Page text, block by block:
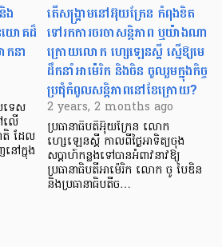
ង
យោគដ៏
នា
ទេស
លើ
តិ ដែល
នៅក្នុង
តើសង្គ្រាមនៅអ៊ុយក្រែន កំពុងខិត
ទៅរកការចរចាសន្ដិភាព ឬយ៉ាងណា
ក្រោយលោក ហ្សេឡេនស្គី ស្នើឱ្យមេ
ដឹកនាំអាម៉េរិក និងចិន ចូលរួមក្នុងកិច្ច
ប្រជុំកំពូលសន្ដិភាពនៅខែក្រោយ?
2 years, 2 months ago
ប្រធានាធិបតីអ៊ុយក្រែន លោក
ហ្សេឡេនស្គី កាលពីថ្ងៃអាទិត្យចុង
សប្ដាហ៍កន្លងទៅបានអំពាវនាវឱ្យ
ប្រធានាធិបតីអាម៉េរិក លោក ចូ បៃឌិន
និងប្រធានាធិបតីច…